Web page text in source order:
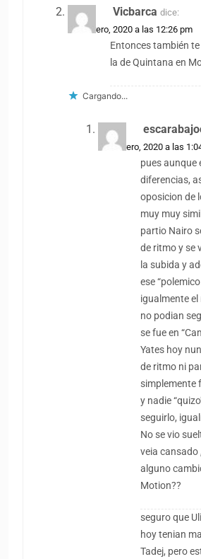
Vicbarca dice:
25 febrero, 2020 a las 12:26 pm
Entonces también
la de Quintana en
Cargando...
25 febrero, 2020 a las
pues aunque
diferencias,
oposicion de
muy muy
partio Nairo
de ritmo y se
la subida y
ese
igualmente
no podian
se fue en
Yates hoy
de ritmo ni
simplemente
y nadie
seguirlo,
No se vio
veia cansado
alguno
Motion??
seguro que
hoy tenian
Tadej, pero